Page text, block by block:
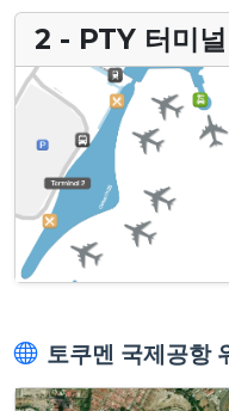
2 - PTY 터미
토쿠멘 국제공항